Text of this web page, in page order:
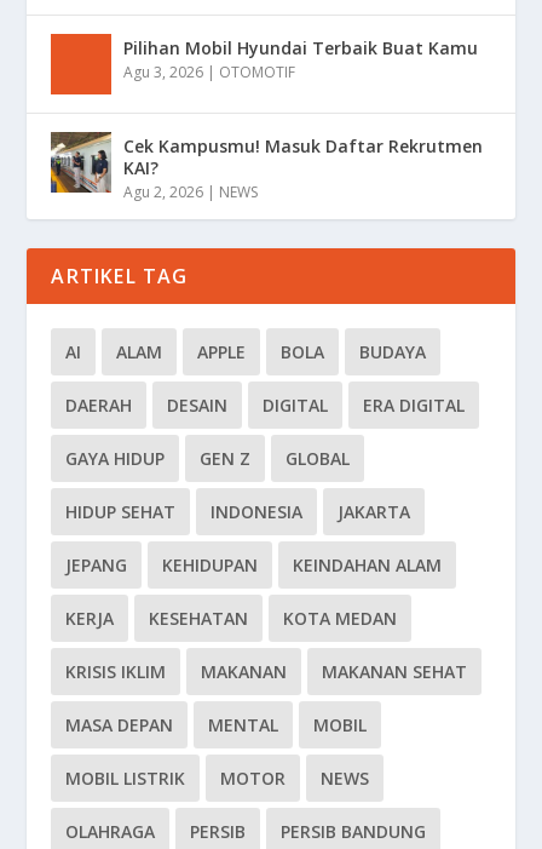
Pilihan Mobil Hyundai Terbaik Buat Kamu
Agu 3, 2026 | OTOMOTIF
Cek Kampusmu! Masuk Daftar Rekrutmen
KAI?
Agu 2, 2026 | NEWS
ARTIKEL TAG
AI ALAM APPLE BOLA BUDAYA
DAERAH DESAIN DIGITAL ERA DIGITAL
GAYA HIDUP GEN Z GLOBAL
HIDUP SEHAT INDONESIA JAKARTA
JEPANG KEHIDUPAN KEINDAHAN ALAM
KERJA KESEHATAN KOTA MEDAN
KRISIS IKLIM MAKANAN MAKANAN SEHAT
MASA DEPAN MENTAL MOBIL
MOBIL LISTRIK MOTOR NEWS
OLAHRAGA PERSIB PERSIB BANDUNG